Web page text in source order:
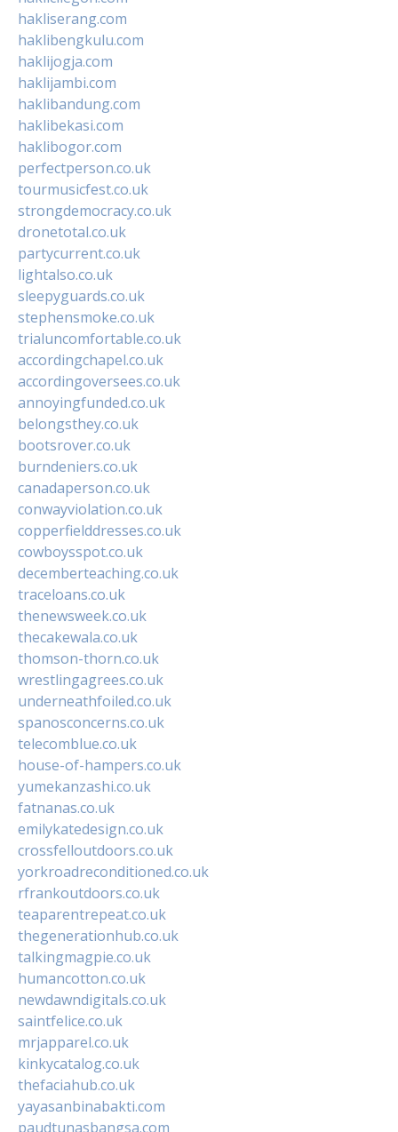
hakliserang.com
haklibengkulu.com
haklijogja.com
haklijambi.com
haklibandung.com
haklibekasi.com
haklibogor.com
perfectperson.co.uk
tourmusicfest.co.uk
strongdemocracy.co.uk
dronetotal.co.uk
partycurrent.co.uk
lightalso.co.uk
sleepyguards.co.uk
stephensmoke.co.uk
trialuncomfortable.co.uk
accordingchapel.co.uk
accordingoversees.co.uk
annoyingfunded.co.uk
belongsthey.co.uk
bootsrover.co.uk
burndeniers.co.uk
canadaperson.co.uk
conwayviolation.co.uk
copperfielddresses.co.uk
cowboysspot.co.uk
decemberteaching.co.uk
traceloans.co.uk
thenewsweek.co.uk
thecakewala.co.uk
thomson-thorn.co.uk
wrestlingagrees.co.uk
underneathfoiled.co.uk
spanosconcerns.co.uk
telecomblue.co.uk
house-of-hampers.co.uk
yumekanzashi.co.uk
fatnanas.co.uk
emilykatedesign.co.uk
crossfelloutdoors.co.uk
yorkroadreconditioned.co.uk
rfrankoutdoors.co.uk
teaparentrepeat.co.uk
thegenerationhub.co.uk
talkingmagpie.co.uk
humancotton.co.uk
newdawndigitals.co.uk
saintfelice.co.uk
mrjapparel.co.uk
kinkycatalog.co.uk
thefaciahub.co.uk
yayasanbinabakti.com
paudtunasbangsa.com